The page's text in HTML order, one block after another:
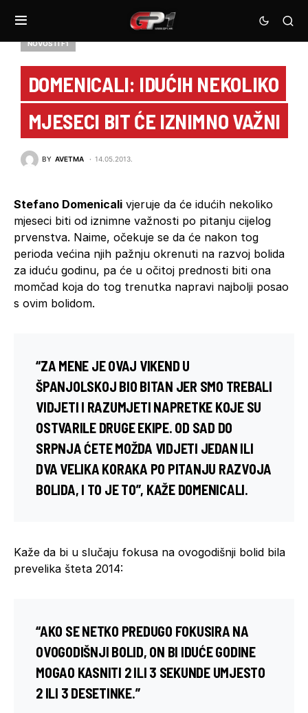
NOVOSTI F1
DOMENICALI: IDUĆIH NEKOLIKO
MJESECI BIT ĆE IZNIMNO VAŽNI
BY AVETMA 14.05.2013.
Stefano Domenicali vjeruje da će idućih nekoliko
mjeseci biti od iznimne važnosti po pitanju cijelog
prvenstva. Naime, očekuje se da će nakon tog
perioda većina njih pažnju okrenuti na razvoj bolida
za iduću godinu, pa će u očitoj prednosti biti ona
momčad koja do tog trenutka napravi najbolji posao
s ovim bolidom.
“ZA MENE JE OVAJ VIKEND U
ŠPANJOLSKOJ BIO BITAN JER SMO TREBALI
VIDJETI I RAZUMJETI NAPRETKE KOJE SU
OSTVARILE DRUGE EKIPE. OD SAD DO
SRPNJA ĆETE MOŽDA VIDJETI JEDAN ILI
DVA VELIKA KORAKA PO PITANJU RAZVOJA
BOLIDA, I TO JE TO”, KAŽE DOMENICALI.
Kaže da bi u slučaju fokusa na ovogodišnji bolid bila
prevelika šteta 2014:
“AKO SE NETKO PREDUGO FOKUSIRA NA
OVOGODIŠNJI BOLID, ON BI IDUĆE GODINE
MOGAO KASNITI 2 ILI 3 SEKUNDE UMJESTO
2 ILI 3 DESETINKE.”